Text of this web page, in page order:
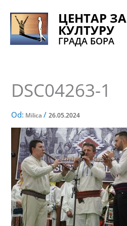
sadržaj
ЦЕНТАР ЗА
КУЛТУРУ
ГРАДА БОРА
DSC04263-1
Od: Milica/26.05.2024